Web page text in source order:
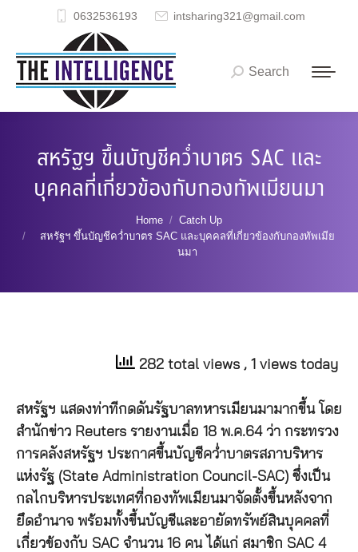
0632536193 intsharing321@gmail.com
Search:
Search
สหรัฐฯ ขึ้นบัญชีคว่ำบาตร SAC และ
บุคคลที่เกี่ยวข้องกับกองทัพเมียนมา
Home
Catch Up
สหรัฐฯ ขึ้นบัญชีคว่ำบาตร SAC และบุคคลที่เกี่ยวข้องกับกองทัพเมีย
นมา
282 total views , 1 views today
สหรัฐฯ แสดงท่าทีกดดันรัฐบาลทหารเมียนมามากขึ้น โดย
สำนักข่าว Reuters รายงานเมื่อ 18 พ.ค.64 ว่า กระทรวง
การคลังสหรัฐฯ ประกาศขึ้นบัญชีคว่ำบาตรสภาบริหาร
แห่งรัฐ (State Administration Council-SAC) ซึ่งเป็น
กลไกบริหารประเทศที่กองทัพเมียนมาจัดตั้งขึ้นหลังจาก
ยึดอำนาจ พร้อมทั้งขึ้นบัญชีและอายัดทรัพย์สินบุคคลที่
เกี่ยวข้องกับ SAC จำนวน 16 คน ได้แก่ สมาชิก SAC 4